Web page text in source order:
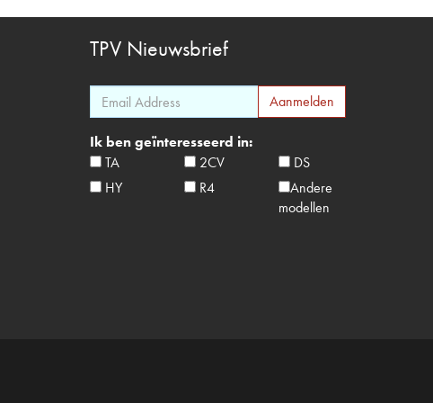
TPV Nieuwsbrief
Ik ben geïnteresseerd in:
TA
2CV
DS
HY
R4
Andere
modellen